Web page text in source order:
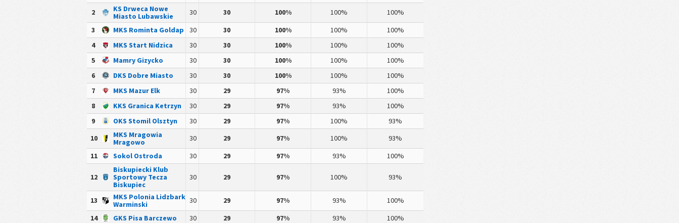
2
KS Drweca Nowe
Miasto Lubawskie
30 30 100% 100%
100%
3
MKS Rominta Goldap 30 30 100% 100%
100%
4
MKS Start Nidzica 30 30 100% 100%
100%
5
Mamry Gizycko 30 30 100% 100%
100%
6
DKS Dobre Miasto 30 30 100% 100%
100%
7
MKS Mazur Elk 30 29 97% 93%
100%
8
KKS Granica Ketrzyn 30 29 97% 93%
100%
9
OKS Stomil Olsztyn 30 29 97% 100%
93%
10
MKS Mragowia
Mragowo
30 29 97% 100%
93%
11
Sokol Ostroda 30 29 97% 93% 100%
12
Biskupiecki Klub
Sportowy Tecza
Biskupiec
30 29 97% 100% 93%
13
MKS Polonia Lidzbark
Warminski
30 29 97% 93%
100%
14
GKS Pisa Barczewo 30 29 97% 93%
100%